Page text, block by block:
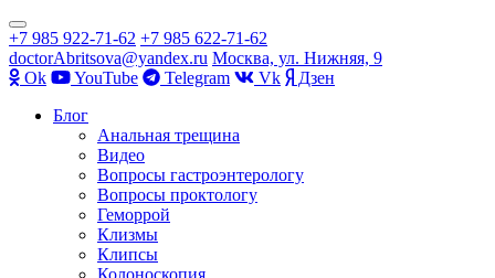
Показать/
Скрыть
навигацию
+7 985 922-71-62 +7 985 622-71-62
doctorAbritsova@yandex.ru Москва, ул. Нижняя, 9
Оk
YouTube Telegram Vk
Дзен
Перейти
содержимому
Блог
Анальная трещина
Видео
Вопросы гастроэнтерологу
Вопросы проктологу
Геморрой
Клизмы
Клипсы
Колоноскопия